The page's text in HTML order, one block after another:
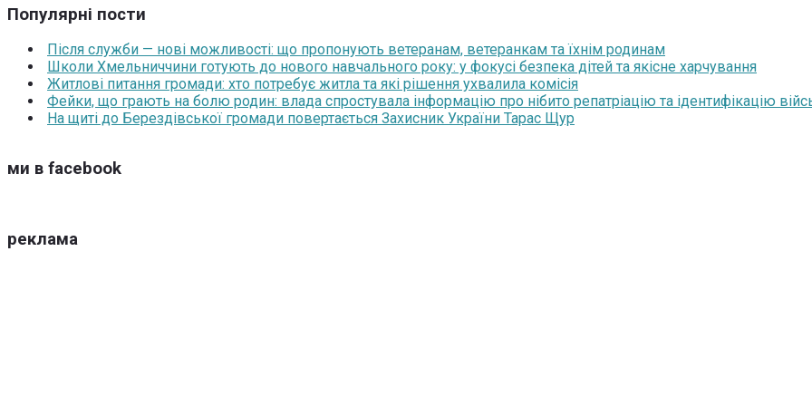
Популярні пости
Після служби — нові можливості: що пропонують ветеранам, ветеранкам та їхнім родинам
Школи Хмельниччини готують до нового навчального року: у фокусі безпека дітей та якісне харчування
Житлові питання громади: хто потребує житла та які рішення ухвалила комісія
Фейки, що грають на болю родин: влада спростувала інформацію про нібито репатріацію та ідентифікацію
На щиті до Берездівської громади повертається Захисник України Тарас Щур
ми в facebook
реклама